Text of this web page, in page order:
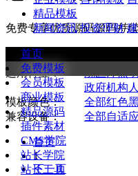
精品模板
新闻资讯 投资理财
首页
免费模板
会员模板
商业模板
精品源码
插件素材
CMS学院
站长学院
站长工具
免费专享优质源码源码持
适用行业：
政府机构
模板颜色：
全部红色
兼容设备：
全部自适
首页
1
下一页